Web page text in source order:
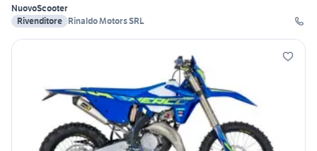
NuovoScooter
Rivenditore Rinaldo Motors SRL